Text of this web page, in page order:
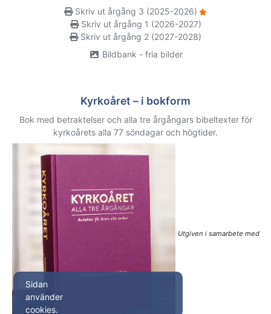
Skriv ut årgång 3 (2025-2026)
Skriv ut årgång 1 (2026-2027)
Skriv ut årgång 2 (2027-2028)
Bildbank - fria bilder
Kyrkoåret – i bokform
Bok med betraktelser och alla tre årgångars bibeltexter för
kyrkoårets alla 77 söndagar och högtider.
Utgiven i samarbete med
Sidan
använder
cookies.